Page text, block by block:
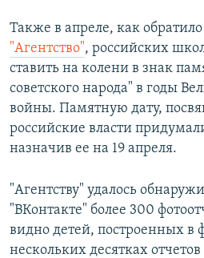
Также в апреле, как
"Агентство", российских
ставить на колени в знак
советского народа" в годы
войны. Памятную дату,
российские власти
назначив ее на 19 апреля.
"Агентству" удалось
"ВКонтакте" более 300
видно детей, построенных в
нескольких десятках отчетов